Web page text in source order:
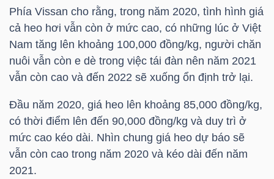
Phía Vissan cho rằng, trong năm 2020, tình hình giá
cả heo hơi vẫn còn ở mức cao, có những lúc ở Việt
Nam tăng lên khoảng 100,000 đồng/kg, người chăn
nuôi vẫn còn e dè trong việc tái đàn nên năm 2021
vẫn còn cao và đến 2022 sẽ xuống ổn định trở lại.
Đầu năm 2020, giá heo lên khoảng 85,000 đồng/kg,
có thời điểm lên đến 90,000 đồng/kg và duy trì ở
mức cao kéo dài. Nhìn chung giá heo dự báo sẽ
vẫn còn cao trong năm 2020 và kéo dài đến năm
2021.
Ngành
(-)
VS-
SECTOR